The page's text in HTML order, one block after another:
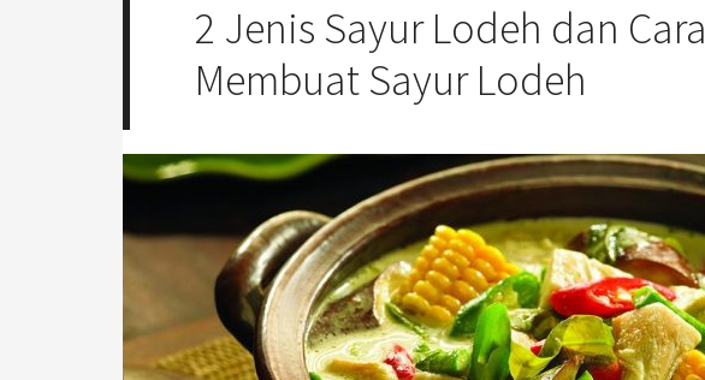
2 Jenis Sayur Lodeh dan Cara
Membuat Sayur Lodeh